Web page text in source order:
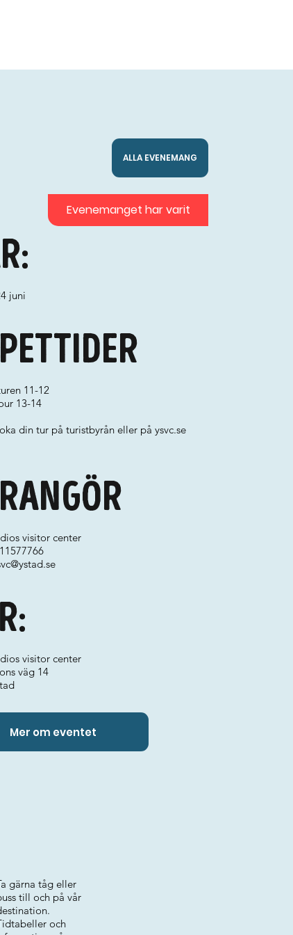
ALLA EVENEMANG
juni
visitor center
visitor center
väg 14
11-12
13-14
din tur på turistbyrån eller på ysvc.se
Mer om eventet
Evenemanget har varit
gärna tåg eller
till och på vår
och